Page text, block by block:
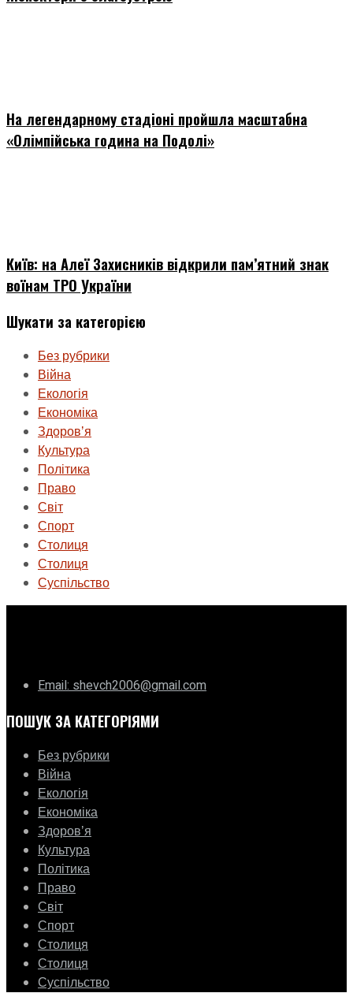
На легендарному стадіоні пройшла масштабна
«Олімпійська година на Подолі»
Київ: на Алеї Захисників відкрили пам’ятний знак
воїнам ТРО України
Шукати за категорією
Без рубрики
Війна
Екологія
Економіка
Здоровʼя
Культура
Політика
Право
Світ
Спорт
Столиця
Столиця
Суспільство
Email: shevch2006@gmail.com
ПОШУК ЗА КАТЕГОРІЯМИ
Без рубрики
Війна
Екологія
Економіка
Здоровʼя
Культура
Політика
Право
Світ
Спорт
Столиця
Столиця
Суспільство